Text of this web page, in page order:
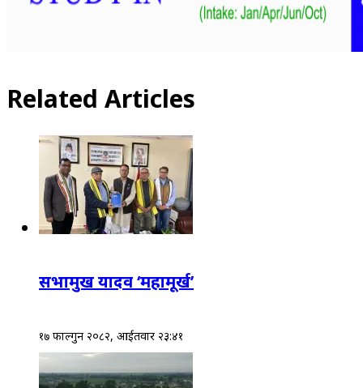
Related Articles
सभामुख यादव ‘महामूर्ख’
१७ फाल्गुन २०८२, आईतवार २३:४१